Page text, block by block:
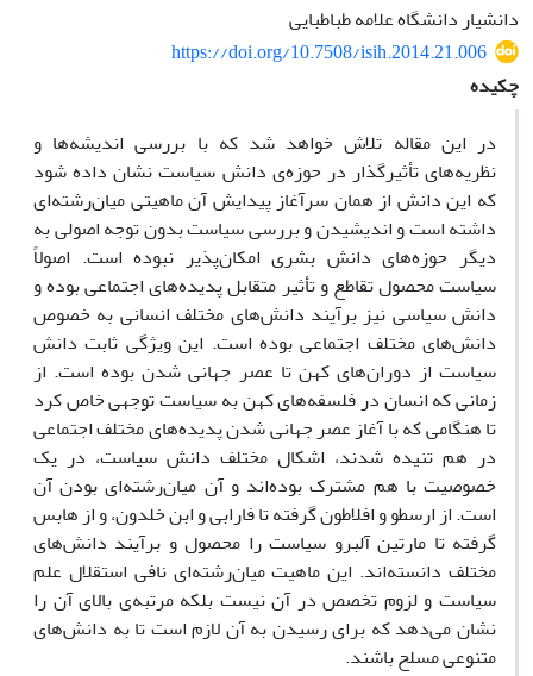
دانشیار دانشگاه علامه طباطبایی
https://doi.org/10.7508/isih.2014.21.006
چکیده
در این مقاله تلاش خواهد شد که با بررسی اندیشه‌ها و
نظریه‌های تأثیرگذار در حوزه‌ی دانش سیاست نشان داده شود
که این دانش از همان سرآغاز پیدایش آن ماهیتی میان‌رشته‌ای
داشته است و اندیشیدن و بررسی سیاست بدون توجه اصولی به
دیگر حوزه‌های دانش بشری امکان‌پذیر نبوده است. اصولاً
سیاست محصول تقاطع و تأثیر متقابل پدیده‌های اجتماعی بوده و
دانش سیاسی نیز برآیند دانش‌های مختلف انسانی به خصوص
دانش‌های مختلف اجتماعی بوده است. این ویژگی‌ ثابت دانش
سیاست از دوران‌های کهن تا عصر جهانی شدن بوده است. از
زمانی که انسان در فلسفه‌های کهن به سیاست توجهی خاص کرد
تا هنگامی که با آغاز عصر جهانی شدن پدیده‌های مختلف اجتماعی
در هم تنیده شدند، اشکال مختلف دانش سیاست، در یک
خصوصیت با هم مشترک بوده‌اند و آن میان‌رشته‌ای بودن آن
است. از ارسطو و افلاطون گرفته تا فارابی و ابن خلدون، و از هابس
گرفته تا مارتین آلبرو سیاست را محصول و برآیند دانش‌های
مختلف دانسته‌اند. این ماهیت میان‌رشته‌ای نافی استقلال علم
سیاست و لزوم تخصص در آن نیست بلکه مرتبه‌ی بالای آن را
نشان می‌دهد که برای رسیدن به آن لازم است تا به دانش‌های
متنوعی مسلح باشند.